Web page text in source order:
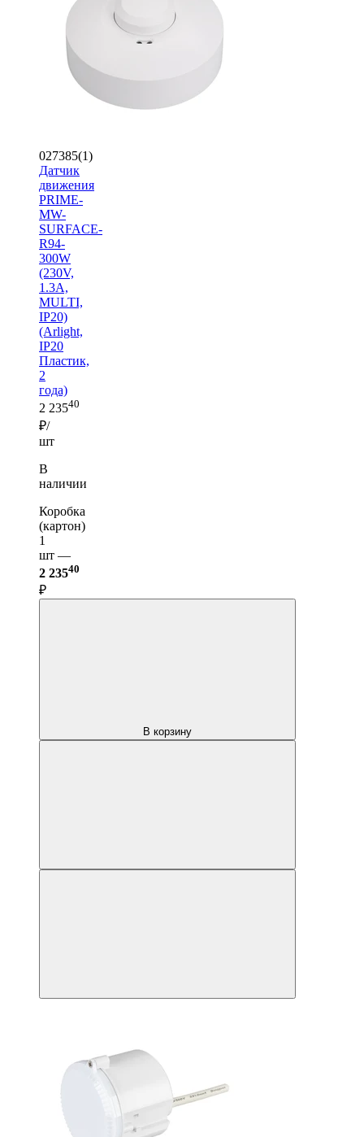
027385(1)
Датчик
движения
PRIME-
MW-
SURFACE-
R94-
300W
(230V,
1.3A,
MULTI,
IP20)
(Arlight,
IP20
Пластик,
2
года)
2 23540
₽/
шт
В
наличии
Коробка
(картон)
1
шт —
2 23540
₽
В корзину